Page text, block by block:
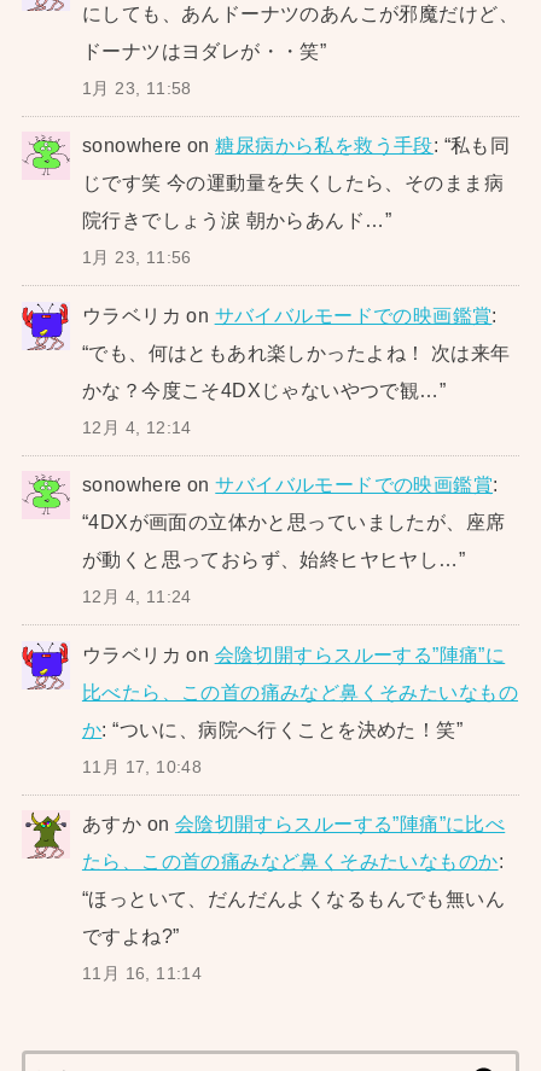
にしても、あんドーナツのあんこが邪魔だけど、
ドーナツはヨダレが・・笑”
1月 23, 11:58
sonowhere on糖尿病から私を救う手段: “私も同
じです笑 今の運動量を失くしたら、そのまま病
院行きでしょう涙 朝からあんド…”
1月 23, 11:56
ウラベリカ on サバイバルモードでの映画鑑賞:
“でも、何はともあれ楽しかったよね！ 次は来年
かな？今度こそ4DXじゃないやつで観…”
12月 4, 12:14
sonowhere onサバイバルモードでの映画鑑賞:
“4DXが画面の立体かと思っていましたが、座席
が動くと思っておらず、始終ヒヤヒヤし…”
12月 4, 11:24
ウラベリカ on 会陰切開すらスルーする”陣痛”に
比べたら、この首の痛みなど鼻くそみたいなもの
か: “ついに、病院へ行くことを決めた！笑”
11月 17, 10:48
あすか on 会陰切開すらスルーする”陣痛”に比べ
たら、この首の痛みなど鼻くそみたいなものか:
“ほっといて、だんだんよくなるもんでも無いん
ですよね?”
11月 16, 11:14